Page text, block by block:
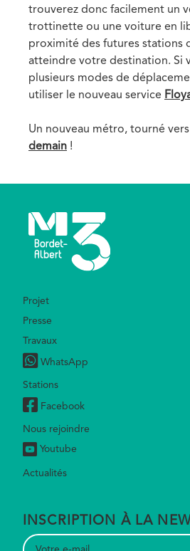
trouverez donc facilement un
trottinette ou une voiture en
proximité des futures stations
atteindre votre destination. Si
plusieurs modes de
utiliser le nouveau service
Un nouveau métro, tourné vers
demain !
Footer
Projet
Presse
Travaux
WhatsApp
Stations
Facebook
Nous rejoindre
Youtube
Actualités
INSCRIPTION À LA